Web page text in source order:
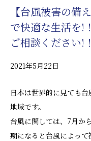
【台風被害の備
で快適な生活を!
ご相談ください!
2021年5月22日
日本は世界的に見ても
地域です。
台風に関しては、7月か
期になると台風によって